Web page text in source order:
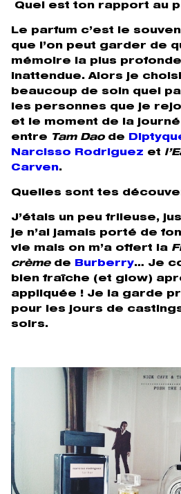
Quel est ton rapport au
Le parfum c’est le
que l’on peut garder de
mémoire la plus
inattendue. Alors je
beaucoup de soin quel
les personnes que je
et le moment de la
entre Tam Daode
Narcisso Rodriguez et
Carven.
Quelles sont tes
J’étais un peu frileuse,
je n’ai jamais porté de
vie mais on m’a offert la
crèmede Burberry… Je
bien fraîche (et glow)
appliquée ! Je la garde
pour les jours de
soirs.